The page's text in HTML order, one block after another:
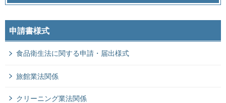
申請書様式
食品衛生法に関する申請・届出様式
旅館業法関係
クリーニング業法関係